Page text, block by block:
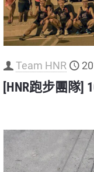
Team HNR
[HNR跑步團隊]